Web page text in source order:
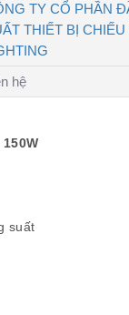
TY CỔ PHẦN
THIẾT BỊ
hệ
150W
suất